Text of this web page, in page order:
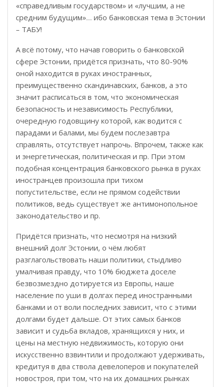
«справедливым государством» и «лучшим, а не
средним будущим»… ибо банковская тема в Эстонии
– ТАБУ!
А всё потому, что начав говорить о банковской
сфере Эстонии, придётся признать, что 80-90%
оной находится в руках иностранных,
преимущественно скандинавских, банков, а это
значит расписаться в том, что экономическая
безопасность и независимость Республики,
очередную годовщину которой, как водится с
парадами и балами, мы будем послезавтра
справлять, отсутствует напрочь. Впрочем, также как
и энергетическая, политическая и пр. При этом
подобная концентрация банковского рынка в руках
иностранцев произошла при тихом
попустительстве, если не прямом содействии
политиков, ведь существует же антимонопольное
законодательство и пр.
Придётся признать, что несмотря на низкий
внешний долг Эстонии, о чём любят
разглагольствовать наши политики, стыдливо
умалчивая правду, что 10% бюджета доселе
безвозмездно дотируется из Европы, наше
население по уши в долгах перед иностранными
банками и от воли последних зависит, что с этими
долгами будет дальше. От этих самых банков
зависит и судьба вкладов, хранящихся у них, и
цены на местную недвижимость, которую они
искусственно взвинтили и продолжают удерживать,
кредитуя в два ствола девелоперов и покупателей
новостроя, при том, что на их домашних рынках